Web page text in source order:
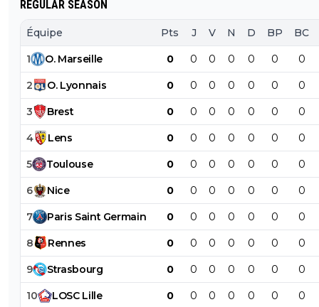
REGULAR SEASON
Équipe Pts J V N D BP BC
1 O. Marseille 0 0 0 0 0 0 0
2 O. Lyonnais 0 0 0 0 0 0 0
3 Brest 0 0 0 0 0 0 0
4 Lens 0 0 0 0 0 0 0
5 Toulouse 0 0 0 0 0 0 0
6 Nice 0 0 0 0 0 0 0
7 Paris Saint Germain 0 0 0 0 0 0 0
8 Rennes 0 0 0 0 0 0 0
9 Strasbourg 0 0 0 0 0 0 0
10 LOSC Lille 0 0 0 0 0 0 0